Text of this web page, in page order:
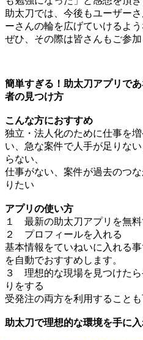
助太刀では、今後もユーザー
ーさんの輪を広げていけるよ
ぜひ、その際は皆さんもご参加
簡単すぎる！助太刀アプリで
者の見つけ方
こんな方におすすめ
独立・法人化のために仕事を
い、急な案件で人手が足りな
らない、
仕事がない、案件が過去のつ
りたい
アプリの使い方
１ 最新の助太刀アプリを無
２ プロフィールを入れる
基本情報をていねいに入れる
を自動でおすすめします。
３ 理想的な現場を見つけた
りをする
受発注の両方を利用すること
助太刀で理想的な環境を手に入